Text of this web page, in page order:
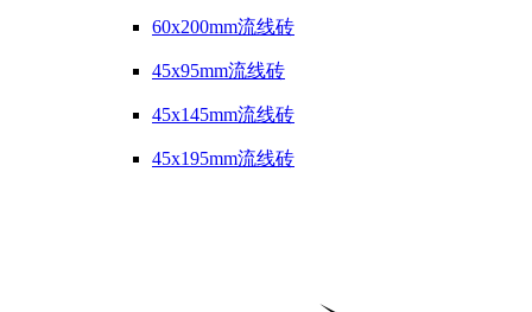
60x200mm流线砖
45x95mm流线砖
45x145mm流线砖
45x195mm流线砖